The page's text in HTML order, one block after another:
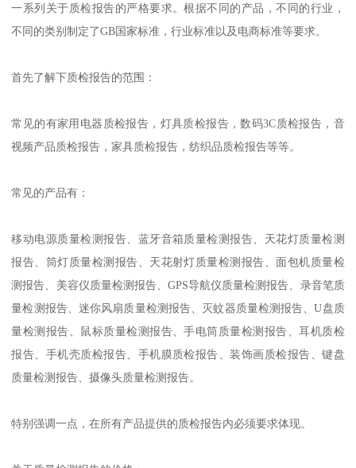
一系列关于质检报告的严格要求。根据不同的产品，不同的行业，
不同的类别制定了GB国家标准，行业标准以及电商标准等要求。
首先了解下质检报告的范围：
常见的有家用电器质检报告，灯具质检报告，数码3C质检报告，音
视频产品质检报告，家具质检报告，纺织品质检报告等等。
常见的产品有：
移动电源质量检测报告、蓝牙音箱质量检测报告、天花灯质量检测
报告、筒灯质量检测报告、天花射灯质量检测报告、面包机质量检
测报告、美容仪质量检测报告、GPS导航仪质量检测报告、录音笔质
量检测报告、迷你风扇质量检测报告、灭蚊器质量检测报告、U盘质
量检测报告、鼠标质量检测报告、手电筒质量检测报告、耳机质检
报告、手机壳质检报告、手机膜质检报告、装饰画质检报告、键盘
质量检测报告、摄像头质量检测报告。
特别强调一点，在所有产品提供的质检报告内必须要求体现。